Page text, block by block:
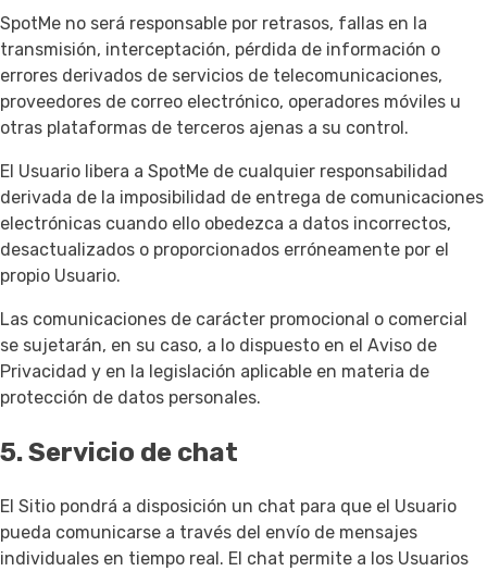
SpotMe no será responsable por retrasos, fallas en la
transmisión, interceptación, pérdida de información o
errores derivados de servicios de telecomunicaciones,
proveedores de correo electrónico, operadores móviles u
otras plataformas de terceros ajenas a su control.
El Usuario libera a SpotMe de cualquier responsabilidad
derivada de la imposibilidad de entrega de comunicaciones
electrónicas cuando ello obedezca a datos incorrectos,
desactualizados o proporcionados erróneamente por el
propio Usuario.
Las comunicaciones de carácter promocional o comercial
se sujetarán, en su caso, a lo dispuesto en el Aviso de
Privacidad y en la legislación aplicable en materia de
protección de datos personales.
5. Servicio de chat
El Sitio pondrá a disposición un chat para que el Usuario
pueda comunicarse a través del envío de mensajes
individuales en tiempo real. El chat permite a los Usuarios